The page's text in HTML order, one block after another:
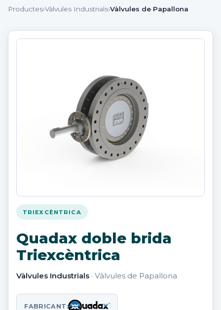
Productes›Vàlvules Industrials›Vàlvules de Papallona
TRIEXCÈNTRICA
Quadax doble brida
Triexcèntrica
Vàlvules Industrials · Vàlvules de Papallona
FABRICANT: